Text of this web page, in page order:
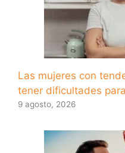
Las mujeres con
tener dificultades
9 agosto, 2026